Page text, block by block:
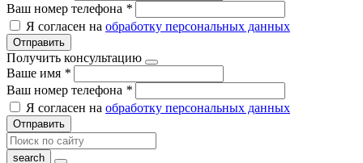
Ваш номер телефона *
Я согласен на обработку персональных данных
Отправить
Получить консультацию
Ваше имя *
Ваш номер телефона *
Я согласен на обработку персональных данных
Отправить